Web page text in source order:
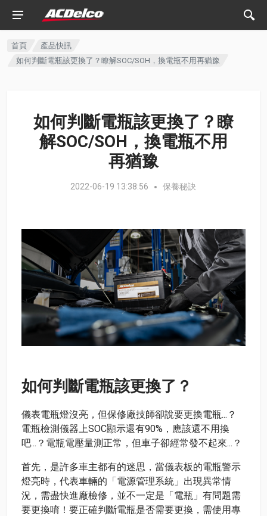
首頁
產品快訊
如何判斷電瓶該更換了？瞭解SOC/SOH，換電瓶不用再猶豫
如何判斷電瓶該更換了？瞭
解SOC/SOH，換電瓶不用
再猶豫
2022-06-19 13:38:56 保養秘訣
如何判斷電瓶該更換了？
儀表電瓶燈沒亮，但保修廠技師卻說要更換電瓶...？
電瓶檢測儀器上SOC顯示還有90%，應該還不用換
吧...？電瓶電壓量測正常，但車子卻經常發不起來...？
首先，是許多車主都有的迷思，當儀表板的電瓶警示
燈亮時，代表車輛的「電源管理系統」出現異常情
況，需盡快進廠檢修，並不一定是「電瓶」有問題需
要更換唷！要正確判斷電瓶是否需要更換，需使用專